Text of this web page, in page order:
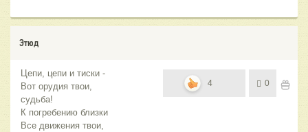
Этюд
Цепи, цепи и тиски -
Вот орудия твои,
судьба!
К погребению близки
Все движения твои,
4 0